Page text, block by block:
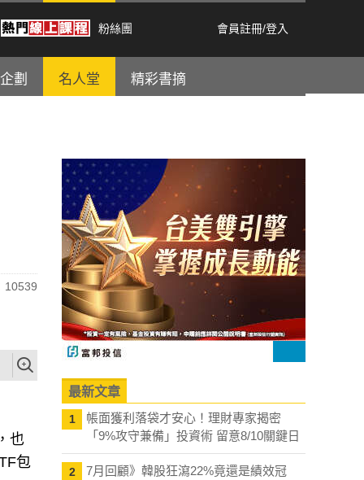
粉絲團 會員註冊/登入
劃 名人堂 精彩書摘
10539
也
包
最新文章
1
帳面獲利落袋才安心！理財專家揭密
「9%攻守兼備」投資術 留意8/10關鍵日
2
7月回顧》韓股狂瀉22%竟還是績效冠